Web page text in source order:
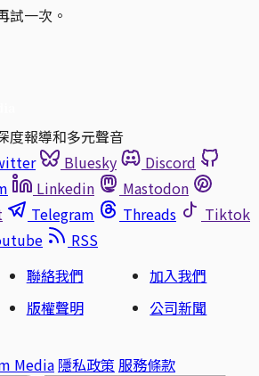
試一次。
度報導和多元聲音
Bluesky
Discord
Linkedin
Mastodon
Telegram Threads
Tiktok
RSS
聯絡我們
加入我們
版權聲明
公司新聞
Media 隱私政策 服務條款